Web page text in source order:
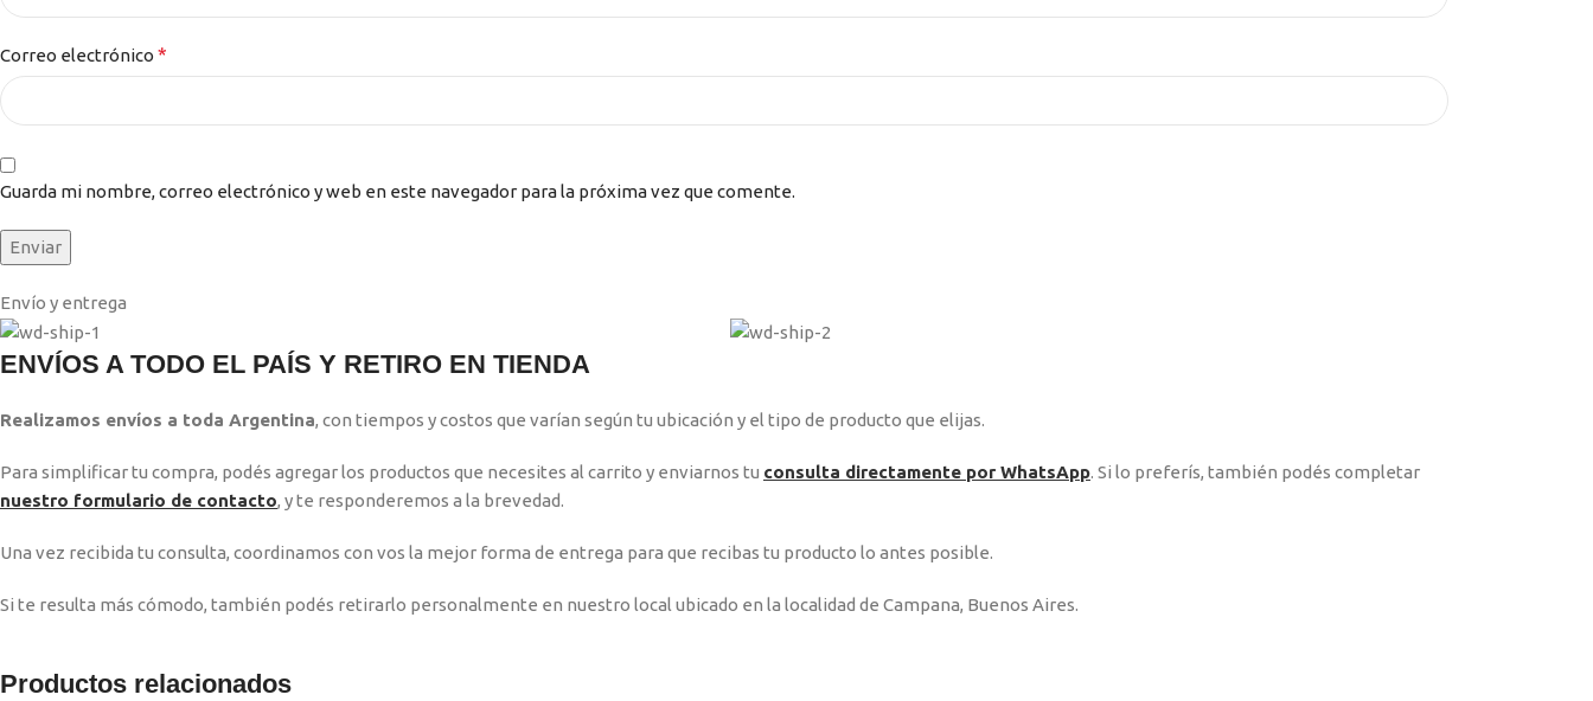
Correo electrónico *
Guarda mi nombre, correo electrónico y web en este navegador para la próxima vez que comente.
Envío y entrega
ENVÍOS A TODO EL PAÍS Y RETIRO EN TIENDA
Realizamos envíos a toda Argentina, con tiempos y costos que varían según tu ubicación y el tipo de producto que elijas.
Para simplificar tu compra, podés agregar los productos que necesites al carrito y enviarnos tu consulta directamente por WhatsApp. Si lo preferís, también podés completar
nuestro formulario de contacto, y te responderemos a la brevedad.
Una vez recibida tu consulta, coordinamos con vos la mejor forma de entrega para que recibas tu producto lo antes posible.
Si te resulta más cómodo, también podés retirarlo personalmente en nuestro local ubicado en la localidad de Campana, Buenos Aires.
Productos relacionados